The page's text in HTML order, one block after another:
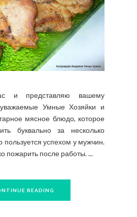
и представляю вашему
Умные Хозяйки и
мясное блюдо, которое
буквально за несколько
пользуется успехом у мужчин.
пожарить после работы. ...
READING